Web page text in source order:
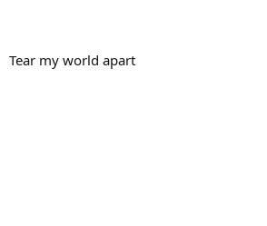
Tear my world apart